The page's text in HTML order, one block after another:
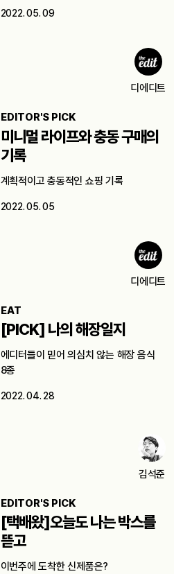
2022. 05. 09
디에디트
EDITOR'S PICK
미니멀 라이프와 충동 구매의
기록
계획적이고 충동적인 쇼핑 기록
2022. 05. 05
디에디트
EAT
[PICK] 나의 해장일지
에디터들이 믿어 의심치 않는 해장 음식
8종
2022. 04. 28
김석준
EDITOR'S PICK
[택배왔]오늘도 나는 박스를
뜯고
이번주에 도착한 신제품은?